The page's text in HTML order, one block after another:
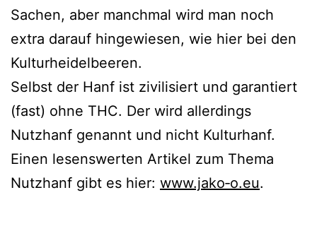
Sachen, aber manch­mal wird man noch
extra dar­auf hin­ge­wie­sen, wie hier bei den
Kulturheidelbeeren.
Selbst der Hanf ist zivi­li­siert und garan­tiert
(fast) ohne THC. Der wird aller­dings
Nutzhanf genannt und nicht Kulturhanf.
Einen lesens­wer­ten Artikel zum Thema
Nutzhanf gibt es hier: www.jako‑o.eu.